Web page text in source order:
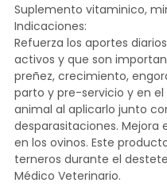
Suplemento vitaminico,
Indicaciones:
Refuerza los aportes
activos y que son
preñez, crecimiento,
parto y pre-servicio y en
animal al aplicarlo junto
desparasitaciones. Mejora
en los ovinos. Este
terneros durante el
Médico Veterinario.